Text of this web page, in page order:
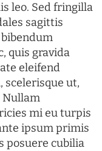
leo. Sed fringilla
sagittis
bibendum
quis gravida
eleifend
scelerisque ut,
Nullam
mi eu turpis
ipsum primis
posuere cubilia